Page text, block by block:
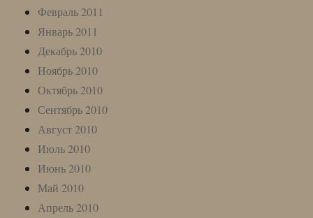
Февраль 2011
Январь 2011
Декабрь 2010
Ноябрь 2010
Октябрь 2010
Сентябрь 2010
Август 2010
Июль 2010
Июнь 2010
Май 2010
Апрель 2010